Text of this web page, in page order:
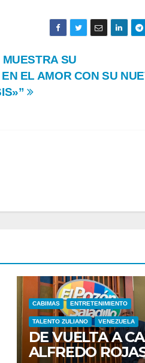
SU
EL AMOR CON SU
CABIMAS ENTRETENIMIENTO
TALENTO ZULIANO VENEZUELA
DE VUELTA A
ALFREDO